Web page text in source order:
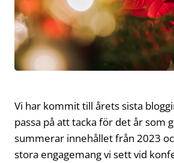
Vi har kommit till årets sista
passa på att tacka för det år som
summerar innehållet från 2023
stora engagemang vi sett vid